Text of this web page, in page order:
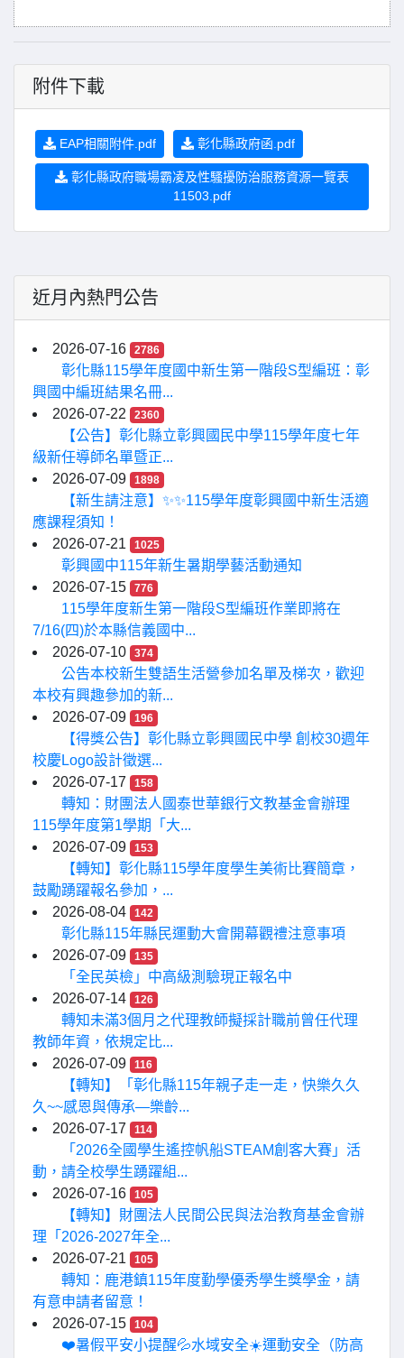
附件下載
EAP相關附件.pdf 彰化縣政府函.pdf
彰化縣政府職場霸凌及性騷擾防治服務資源一覽表
11503.pdf
近月內熱門公告
2026-07-16 2786
彰化縣115學年度國中新生第一階段S型編班：彰
興國中編班結果名冊...
2026-07-22
2360
【公告】彰化縣立彰興國民中學115學年度七年
級新任導師名單暨正...
2026-07-09
1898
【新生請注意】✨✨115學年度彰興國中新生活適
應課程須知！
2026-07-21
1025
彰興國中115年新生暑期學藝活動通知
2026-07-15
776
115學年度新生第一階段S型編班作業即將在
7/16(四)於本縣信義國中...
2026-07-10
374
公告本校新生雙語生活營參加名單及梯次，歡迎
本校有興趣參加的新...
2026-07-09
196
【得獎公告】彰化縣立彰興國民中學 創校30週年
校慶Logo設計徵選...
2026-07-17
158
轉知：財團法人國泰世華銀行文教基金會辦理
115學年度第1學期「大...
2026-07-09
153
【轉知】彰化縣115學年度學生美術比賽簡章，
鼓勵踴躍報名參加，...
2026-08-04
142
彰化縣115年縣民運動大會開幕觀禮注意事項
2026-07-09
135
「全民英檢」中高級測驗現正報名中
2026-07-14
126
轉知未滿3個月之代理教師擬採計職前曾任代理
教師年資，依規定比...
2026-07-09
116
【轉知】「彰化縣115年親子走一走，快樂久久
久~~感恩與傳承—樂齡...
2026-07-17
114
「2026全國學生遙控帆船STEAM創客大賽」活
動，請全校學生踴躍組...
2026-07-16
105
【轉知】財團法人民間公民與法治教育基金會辦
理「2026-2027年全...
2026-07-21
105
轉知：鹿港鎮115年度勤學優秀學生獎學金，請
有意申請者留意！
2026-07-15
104
❤️暑假平安小提醒💦水域安全☀️運動安全（防高